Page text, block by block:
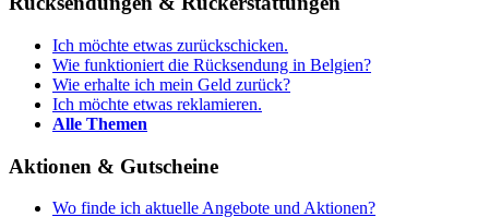
Ich möchte etwas zurückschicken.
Wie funktioniert die Rücksendung in Belgien?
Wie erhalte ich mein Geld zurück?
Ich möchte etwas reklamieren.
Alle Themen
Aktionen & Gutscheine
Wo finde ich aktuelle Angebote und Aktionen?